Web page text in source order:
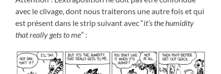
avec le clivage, dont nous traiterons une autre fois et qui
est présent dans le strip suivant avec “it’s the humidity
that really gets to me” :